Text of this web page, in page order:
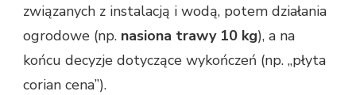
związanych z instalacją i wodą, potem działania
ogrodowe (np. nasiona trawy 10 kg), a na
końcu decyzje dotyczące wykończeń (np. „płyta
corian cena”).